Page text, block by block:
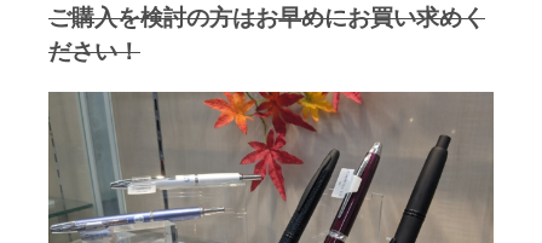
ご購入を検討の方はお早めにお買い求めく
ださい！